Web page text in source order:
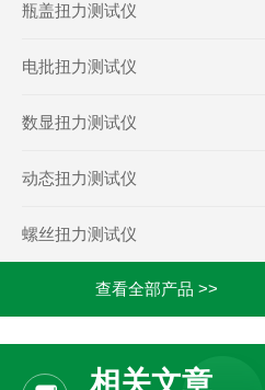
瓶盖扭力测试仪
电批扭力测试仪
数显扭力测试仪
动态扭力测试仪
螺丝扭力测试仪
查看全部产品 >>
相关文章